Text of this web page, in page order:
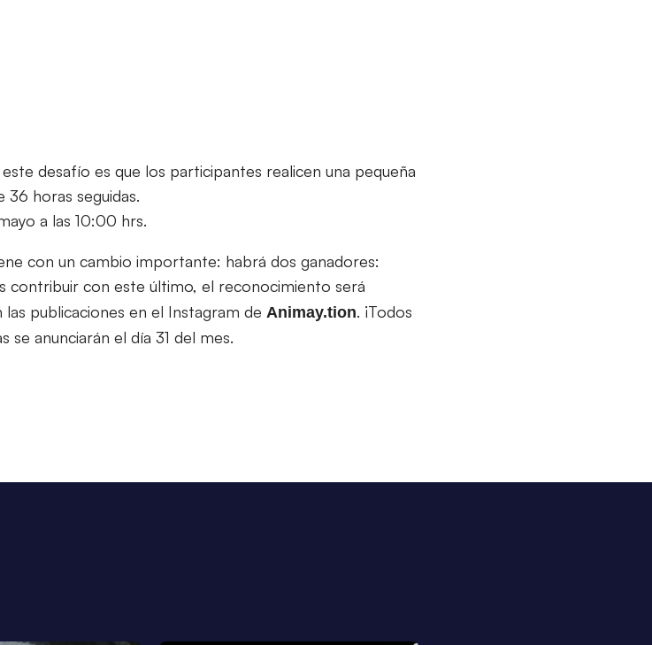
desafío es que los participantes realicen una pequeña
horas seguidas.
a las 10:00 hrs.
con un cambio importante: habrá dos ganadores:
contribuir con este último, el reconocimiento será
publicaciones en el Instagram de Animay.tion. ¡Todos
anunciarán el día 31 del mes.